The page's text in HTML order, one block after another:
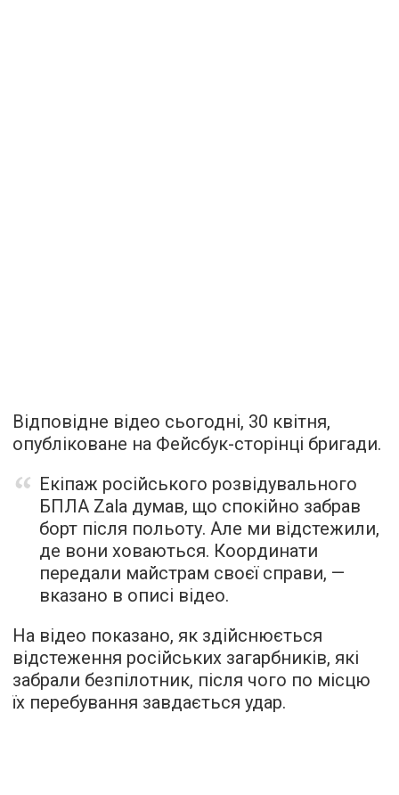
Відповідне відео сьогодні, 30 квітня,
опубліковане на Фейсбук-сторінці бригади.
Екіпаж російського розвідувального
БПЛА Zala думав, що спокійно забрав
борт після польоту. Але ми відстежили,
де вони ховаються. Координати
передали майстрам своєї справи, —
вказано в описі відео.
На відео показано, як здійснюється
відстеження російських загарбників, які
забрали безпілотник, після чого по місцю
їх перебування завдається удар.